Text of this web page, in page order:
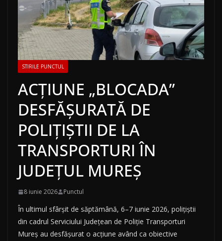
STIRILE PUNCTUL
ACȚIUNE „BLOCADA”
DESFĂȘURATĂ DE
POLIȚIȘTII DE LA
TRANSPORTURI ÎN
JUDEȚUL MUREȘ
8 iunie 2026 Punctul
În ultimul sfârșit de săptămână, 6–7 iunie 2026, polițiștii
din cadrul Serviciului Județean de Poliție Transporturi
Mureș au desfășurat o acțiune având ca obiective